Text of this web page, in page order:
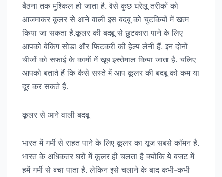
बैठना तक मुश्किल हो जाता है. वैसे कुछ घरेलू तरीकों को
आजमाकर कूलर से आने वाली इस बदबू को चुटकियों में खत्म
किया जा सकता है.कूलर की बदबू से छुटकारा पाने के लिए
आपको बेकिंग सोडा और फिटकरी की हेल्प लेनी हैं. इन दोनों
चीजों को सफाई के कामों में खूब इस्तेमाल किया जाता है. चलिए
आपको बताते हैं कि कैसे सस्ते में आप कूलर की बदबू को कम या
दूर कर सकते हैं.
कूलर से आने वाली बदबू
भारत में गर्मी से राहत पाने के लिए कूलर का यूज सबसे कॉमन है.
भारत के अधिकतर घरों में कूलर ही चलता है क्योंकि ये बजट में
हमें गर्मी से बचा पाता है. लेकिन इसे चलाने के बाद कभी-कभी